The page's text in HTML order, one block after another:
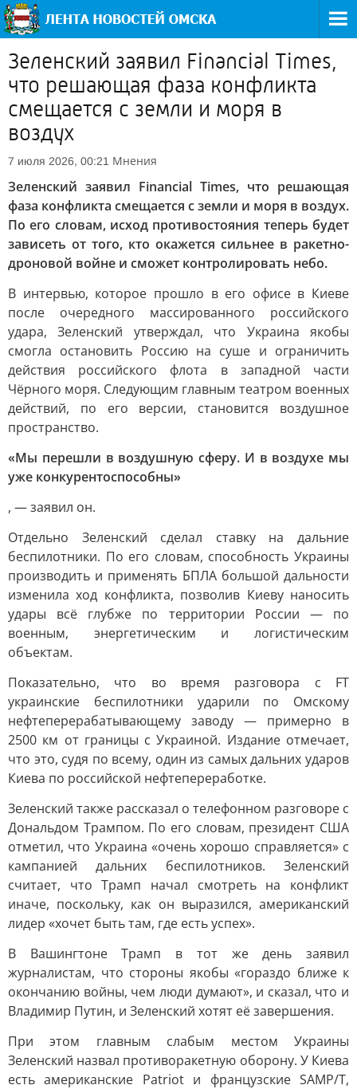
Зеленский заявил Financial Times,
что решающая фаза конфликта
смещается с земли и моря в
воздух
7 июля 2026, 00:21 Мнения
Зеленский заявил Financial Times, что решающая
фаза конфликта смещается с земли и моря в воздух.
По его словам, исход противостояния теперь будет
зависеть от того, кто окажется сильнее в ракетно-
дроновой войне и сможет контролировать небо.
В интервью, которое прошло в его офисе в Киеве
после очередного массированного российского
удара, Зеленский утверждал, что Украина якобы
смогла остановить Россию на суше и ограничить
действия российского флота в западной части
Чёрного моря. Следующим главным театром военных
действий, по его версии, становится воздушное
пространство.
«Мы перешли в воздушную сферу. И в воздухе мы
уже конкурентоспособны»
, — заявил он.
Отдельно Зеленский сделал ставку на дальние
беспилотники. По его словам, способность Украины
производить и применять БПЛА большой дальности
изменила ход конфликта, позволив Киеву наносить
удары всё глубже по территории России — по
военным, энергетическим и логистическим
объектам.
Показательно, что во время разговора с FT
украинские беспилотники ударили по Омскому
нефтеперерабатывающему заводу — примерно в
2500 км от границы с Украиной. Издание отмечает,
что это, судя по всему, один из самых дальних ударов
Киева по российской нефтепереработке.
Зеленский также рассказал о телефонном разговоре с
Дональдом Трампом. По его словам, президент США
отметил, что Украина «очень хорошо справляется» с
кампанией дальних беспилотников. Зеленский
считает, что Трамп начал смотреть на конфликт
иначе, поскольку, как он выразился, американский
лидер «хочет быть там, где есть успех».
В Вашингтоне Трамп в тот же день заявил
журналистам, что стороны якобы «гораздо ближе к
окончанию войны, чем люди думают», и сказал, что и
Владимир Путин, и Зеленский хотят её завершения.
При этом главным слабым местом Украины
Зеленский назвал противоракетную оборону. У Киева
есть американские Patriot и французские SAMP/T,